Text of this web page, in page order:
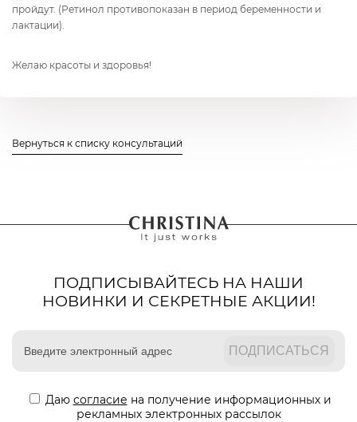
пройдут. (Ретинол противопоказан в период беременности и
лактации).
Желаю красоты и здоровья!
Вернуться к списку консультаций
ПОДПИСЫВАЙТЕСЬ НА НАШИ
НОВИНКИ И СЕКРЕТНЫЕ АКЦИИ!
Даю согласие на получение информационных и
рекламных электронных рассылок